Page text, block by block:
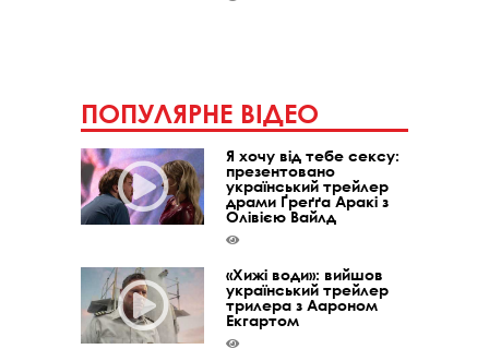
ПОПУЛЯРНЕ ВІДЕО
Я хочу від тебе сексу:
презентовано
український трейлер
драми Ґреґґа Аракі з
Олівією Вайлд
«Хижі води»: вийшов
український трейлер
трилера з Аароном
Екгартом